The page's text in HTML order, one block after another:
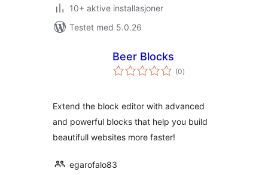
10+ aktive installasjoner
Testet med 5.0.26
Beer Blocks
(0totale
vurderinger
)
Extend the block editor with advanced
and powerful blocks that help you build
beautifull websites more faster!
egarofalo83